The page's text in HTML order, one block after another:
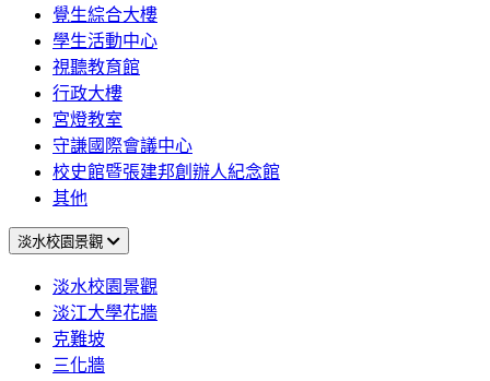
覺生綜合大樓
學生活動中心
視聽教育館
行政大樓
宮燈教室
守謙國際會議中心
校史館暨張建邦創辦人紀念館
其他
淡水校園景觀
淡水校園景觀
淡江大學花牆
克難坡
三化牆